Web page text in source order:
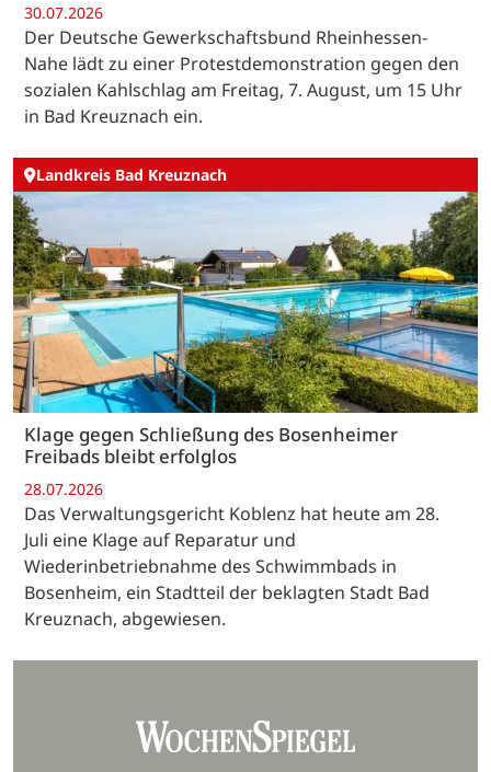
30.07.2026
Der Deutsche Gewerkschaftsbund Rheinhessen-
Nahe lädt zu einer Protestdemonstration gegen den
sozialen Kahlschlag am Freitag, 7. August, um 15 Uhr
in Bad Kreuznach ein.
Landkreis Bad Kreuznach
Klage gegen Schließung des Bosenheimer
Freibads bleibt erfolglos
28.07.2026
Das Verwaltungsgericht Koblenz hat heute am 28.
Juli eine Klage auf Reparatur und
Wiederinbetriebnahme des Schwimmbads in
Bosenheim, ein Stadtteil der beklagten Stadt Bad
Kreuznach, abgewiesen.